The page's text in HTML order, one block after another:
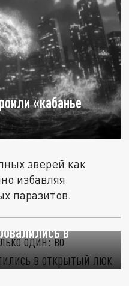
«кабанье
зверей как
избавляя
паразитов.
один: во
в